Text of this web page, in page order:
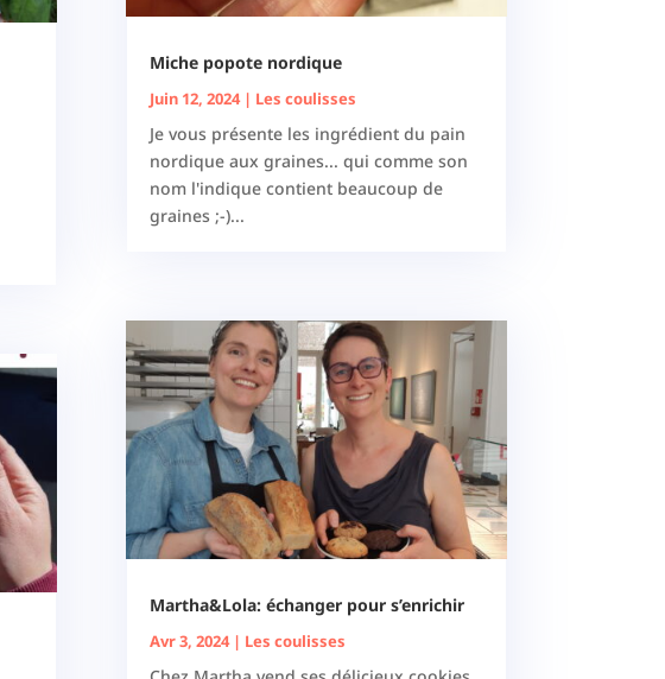
Miche popote nordique
Juin 12, 2024| Les coulisses
Je vous présente les ingrédient du pain
nordique aux graines... qui comme son
nom l'indique contient beaucoup de
graines ;-)...
Martha&Lola: échanger pour s’enrichir
Avr 3, 2024| Les coulisses